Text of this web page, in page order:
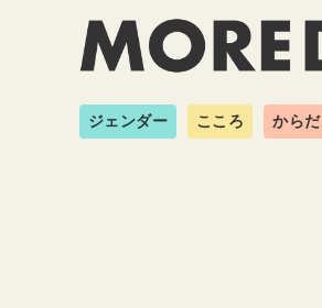
ジェンダー こころ からだ